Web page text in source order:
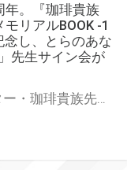
年。『珈琲貴族
リアルBOOK -1
念し、とらのあな
先生サイン会が